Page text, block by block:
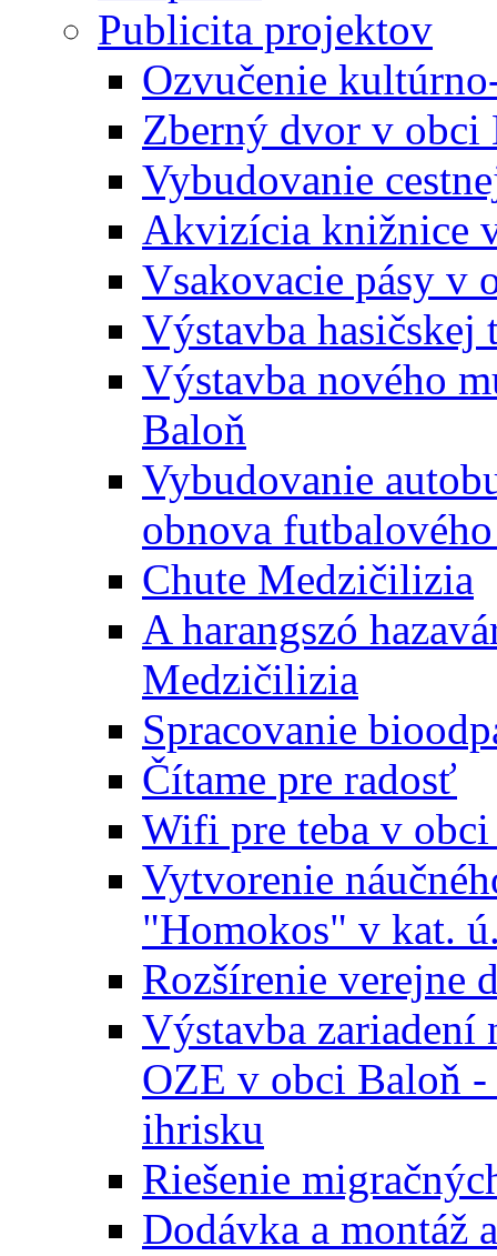
Publicita projektov
Ozvučenie
Zberný dvor v obci
Vybudovanie
Akvizícia knižnice
Vsakovacie pásy v
Výstavba
Výstavba nového
Baloň
Vybudovanie
obnova
Chute Medzičilizia
A harangszó
Medzičilizia
Spracovanie
Čítame pre radosť
Wifi pre teba v
Vytvorenie
"Homokos" v kat.
Rozšírenie verejne
Výstavba
OZE v obci Baloň
ihrisku
Riešenie
Dodávka a montáž